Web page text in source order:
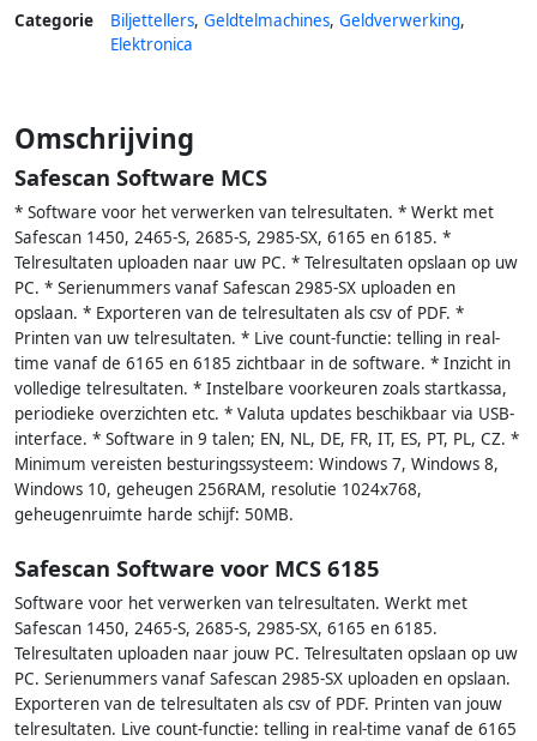
Categorie Biljettellers, Geldtelmachines, Geldverwerking,
Elektronica
Omschrijving
Safescan Software MCS
* Software voor het verwerken van telresultaten. * Werkt met
Safescan 1450, 2465-S, 2685-S, 2985-SX, 6165 en 6185. *
Telresultaten uploaden naar uw PC. * Telresultaten opslaan op uw
PC. * Serienummers vanaf Safescan 2985-SX uploaden en
opslaan. * Exporteren van de telresultaten als csv of PDF. *
Printen van uw telresultaten. * Live count-functie: telling in real-
time vanaf de 6165 en 6185 zichtbaar in de software. * Inzicht in
volledige telresultaten. * Instelbare voorkeuren zoals startkassa,
periodieke overzichten etc. * Valuta updates beschikbaar via USB-
interface. * Software in 9 talen; EN, NL, DE, FR, IT, ES, PT, PL, CZ. *
Minimum vereisten besturingssysteem: Windows 7, Windows 8,
Windows 10, geheugen 256RAM, resolutie 1024x768,
geheugenruimte harde schijf: 50MB.
Safescan Software voor MCS 6185
Software voor het verwerken van telresultaten. Werkt met
Safescan 1450, 2465-S, 2685-S, 2985-SX, 6165 en 6185.
Telresultaten uploaden naar jouw PC. Telresultaten opslaan op uw
PC. Serienummers vanaf Safescan 2985-SX uploaden en opslaan.
Exporteren van de telresultaten als csv of PDF. Printen van jouw
telresultaten. Live count-functie: telling in real-time vanaf de 6165